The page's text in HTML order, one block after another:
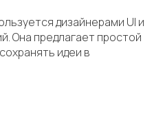
дизайнерами UI и
Она предлагает простой
идеи в